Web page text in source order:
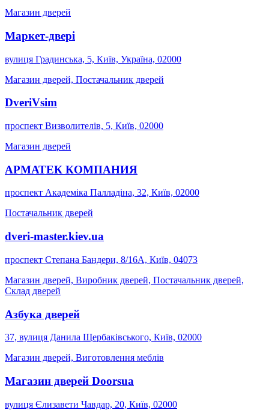
Магазин дверей
Маркет-двері
вулиця Градинська, 5, Київ, Україна, 02000
Магазин дверей, Постачальник дверей
DveriVsim
проспект Визволителів, 5, Київ, 02000
Магазин дверей
АРМАТЕК КОМПАНИЯ
проспект Академіка Палладіна, 32, Київ, 02000
Постачальник дверей
dveri-master.kiev.ua
проспект Степана Бандери, 8/16А, Київ, 04073
Магазин дверей, Виробник дверей, Постачальник дверей,
Склад дверей
Азбука дверей
37, вулиця Данила Щербаківського, Київ, 02000
Магазин дверей, Виготовлення меблів
Магазин дверей Doorsua
вулиця Єлизавети Чавдар, 20, Київ, 02000